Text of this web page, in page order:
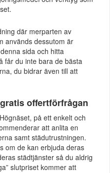
där merparten av
används dessutom är
sida och hitta
får du inte bara de bästa
du bidrar även till att
offertförfrågan
på ett enkelt och
att anlita en
samt städutrustningen.
om de kan erbjuda deras
städtjänster så du aldrig
slutpriset kommer att